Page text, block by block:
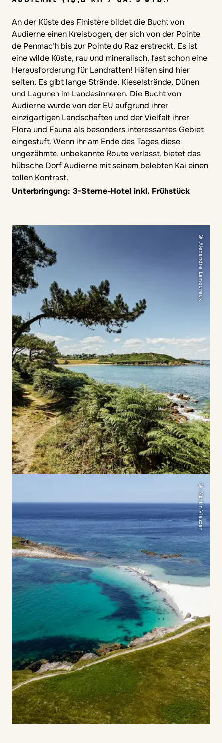
An der Küste des Finistère bildet die Bucht von
Audierne einen Kreisbogen, der sich von der Pointe
de Penmac‘h bis zur Pointe du Raz erstreckt. Es ist
eine wilde Küste, rau und mineralisch, fast schon eine
Herausforderung für Landratten! Häfen sind hier
selten. Es gibt lange Strände, Kieselstrände, Dünen
und Lagunen im Landesinneren. Die Bucht von
Audierne wurde von der EU aufgrund ihrer
einzigartigen Landschaften und der Vielfalt ihrer
Flora und Fauna als besonders interessantes Gebiet
eingestuft. Wenn ihr am Ende des Tages diese
ungezähmte, unbekannte Route verlasst, bietet das
hübsche Dorf Audierne mit seinem belebten Kai einen
tollen Kontrast.
Unterbringung: 3-Sterne-Hotel inkl. Frühstück
© Alexandre Lamoureux
© Martin Viezzer